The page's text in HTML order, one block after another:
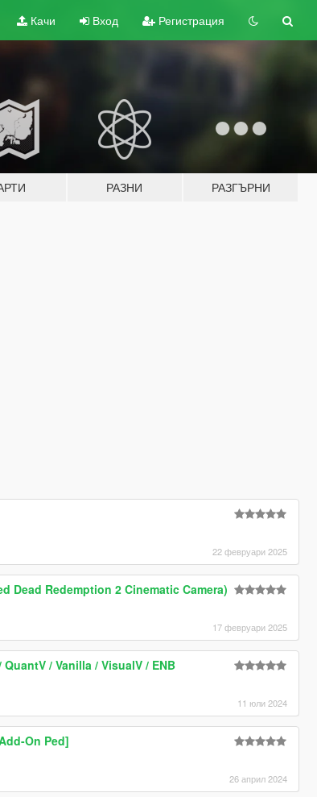
Качи Вход Регистрация
РАЗНИ РАЗГЪРНИ
22 февруари 2025
Dead Redemption 2 Cinematic Camera)
17 февруари 2025
/ Vanilla / VisualV / ENB
11 юли 2024
On Ped]
26 април 2024